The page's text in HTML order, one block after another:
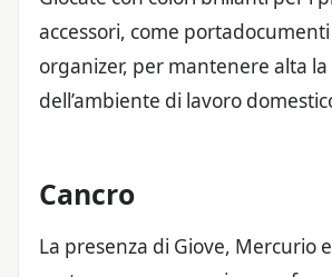
accessori, come portadocumenti
organizer, per mantenere alta la
dell’ambiente di lavoro
Cancro
La presenza di Giove, Mercurio